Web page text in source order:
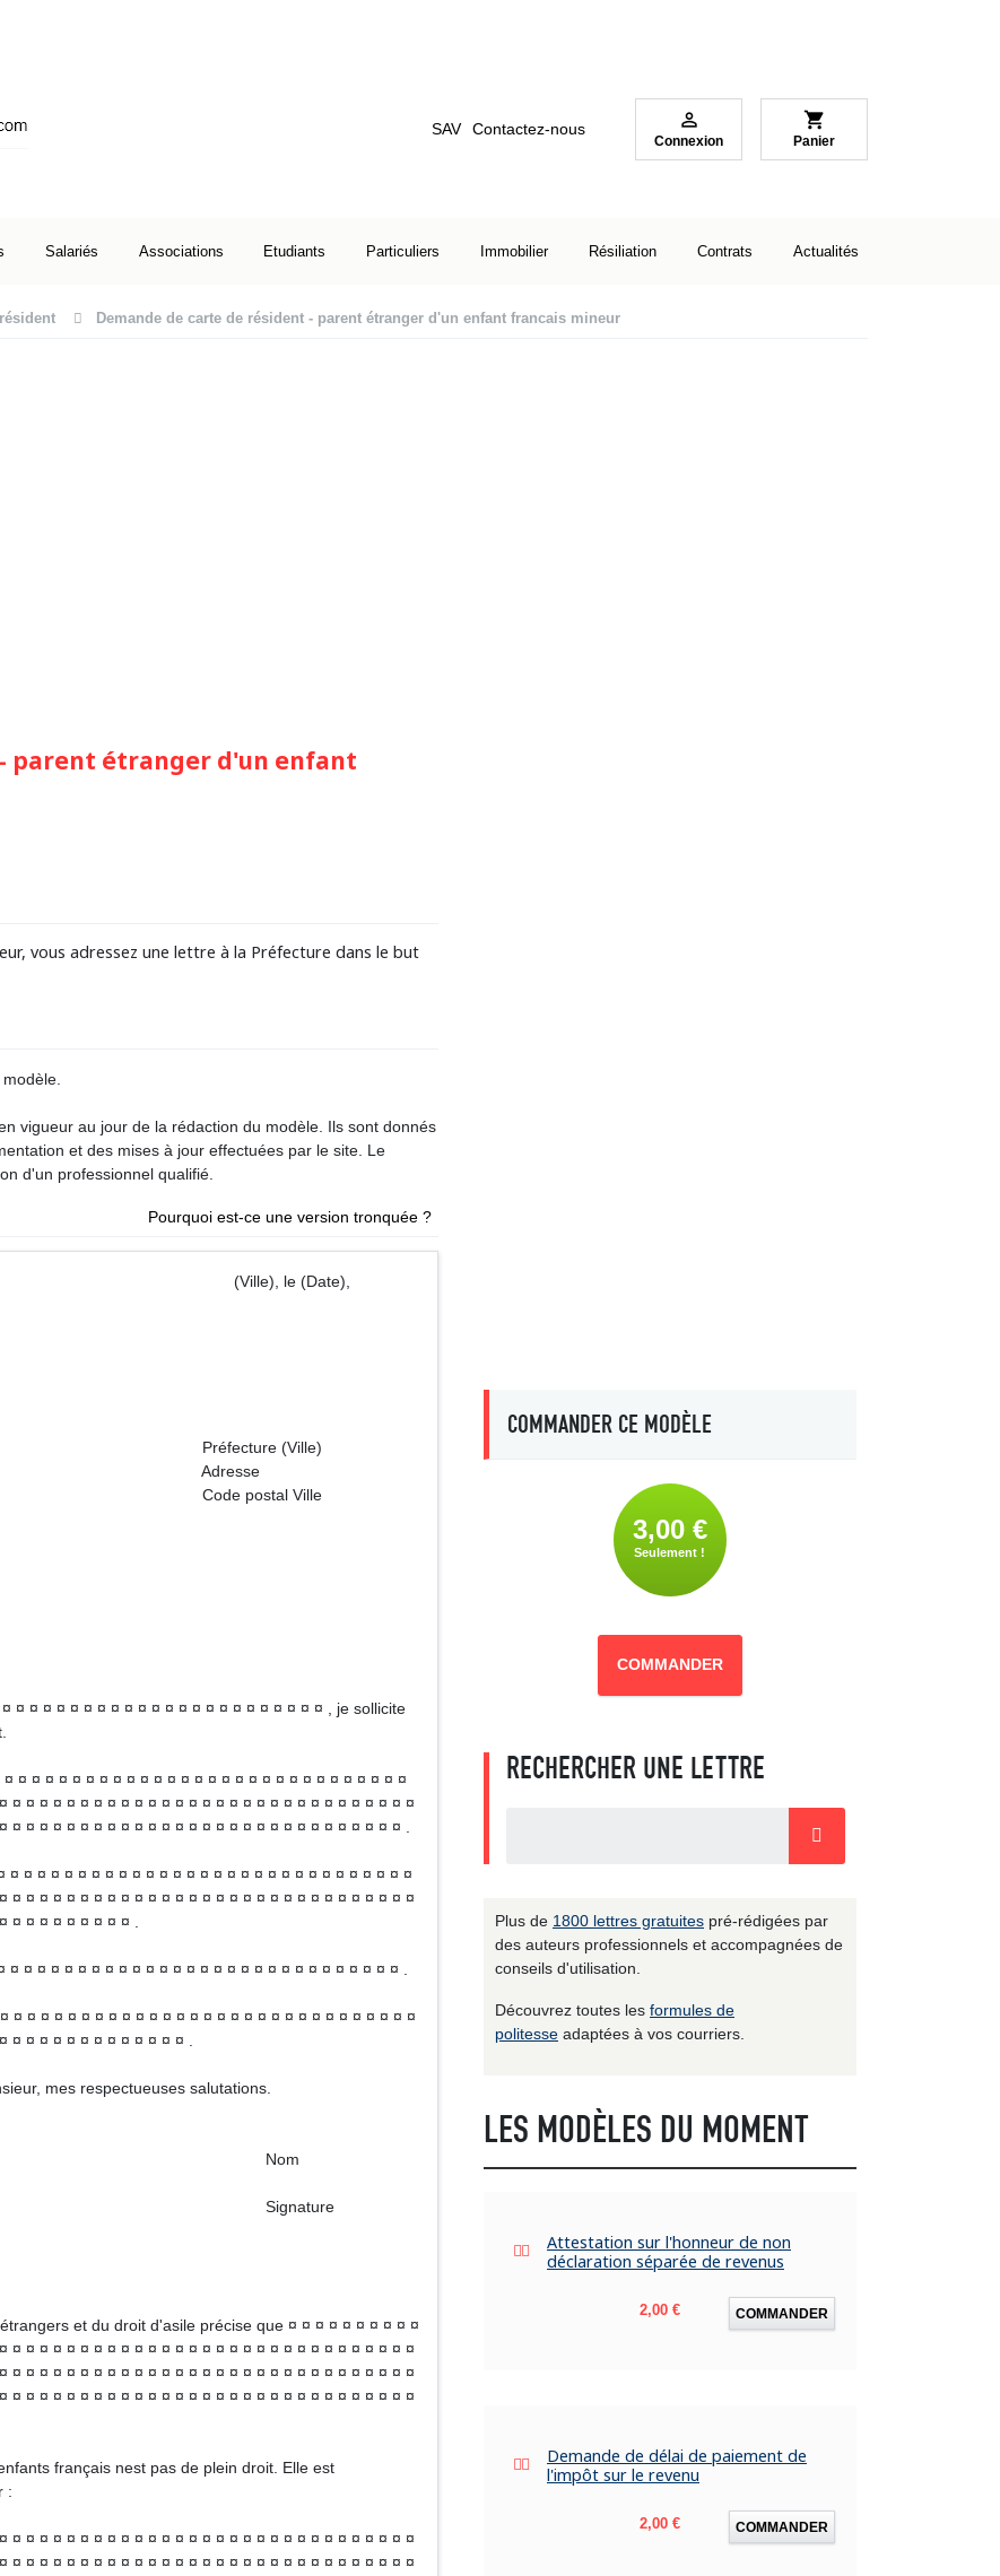
SAV Contactez-nous 
Connexion
shopping_cart
Panier
Salariés Associations Etudiants Particuliers Immobilier Résiliation Contrats Actualités
Demande de carte de résident - parent étranger d'un enfant francais mineur
parent étranger d'un enfant
vous adressez une lettre à la Préfecture dans le but
vigueur au jour de la rédaction du modèle. Ils sont donnés
et des mises à jour effectuées par le site. Le
d'un professionnel qualifié.
Pourquoi est-ce une version tronquée ?
le (Date),
(Ville)
Ville
¤ ¤ ¤ ¤ ¤ ¤ ¤ ¤ ¤ ¤ ¤ ¤ ¤ ¤ ¤ ¤ ¤ ¤ ¤ ¤ ¤ ¤ ¤ , je sollicite
¤ ¤ ¤ ¤ ¤ ¤ ¤ ¤ ¤ ¤ ¤ ¤ ¤ ¤ ¤ ¤ ¤ ¤ ¤ ¤ ¤ ¤ ¤ ¤ ¤ ¤ ¤ ¤ ¤
¤ ¤ ¤ ¤ ¤ ¤ ¤ ¤ ¤ ¤ ¤ ¤ ¤ ¤ ¤ ¤ ¤ ¤ ¤ ¤ ¤ ¤ ¤ ¤ ¤ ¤ ¤ ¤ ¤ ¤
¤ ¤ ¤ ¤ ¤ ¤ ¤ ¤ ¤ ¤ ¤ ¤ ¤ ¤ ¤ ¤ ¤ ¤ ¤ ¤ ¤ ¤ ¤ ¤ ¤ ¤ ¤ ¤ .
¤ ¤ ¤ ¤ ¤ ¤ ¤ ¤ ¤ ¤ ¤ ¤ ¤ ¤ ¤ ¤ ¤ ¤ ¤ ¤ ¤ ¤ ¤ ¤ ¤ ¤ ¤ ¤ ¤
¤ ¤ ¤ ¤ ¤ ¤ ¤ ¤ ¤ ¤ ¤ ¤ ¤ ¤ ¤ ¤ ¤ ¤ ¤ ¤ ¤ ¤ ¤ ¤ ¤ ¤ ¤ ¤ ¤ ¤
¤ ¤ ¤ ¤ ¤ ¤ ¤ ¤ ¤ .
¤ ¤ ¤ ¤ ¤ ¤ ¤ ¤ ¤ ¤ ¤ ¤ ¤ ¤ ¤ ¤ ¤ ¤ ¤ ¤ ¤ ¤ ¤ ¤ ¤ ¤ ¤ ¤ .
¤ ¤ ¤ ¤ ¤ ¤ ¤ ¤ ¤ ¤ ¤ ¤ ¤ ¤ ¤ ¤ ¤ ¤ ¤ ¤ ¤ ¤ ¤ ¤ ¤ ¤ ¤ ¤ ¤ ¤
¤ ¤ ¤ ¤ ¤ ¤ ¤ ¤ ¤ ¤ ¤ ¤ .
mes respectueuses salutations.
et du droit d'asile précise que ¤ ¤ ¤ ¤ ¤ ¤ ¤ ¤ ¤ ¤
¤ ¤ ¤ ¤ ¤ ¤ ¤ ¤ ¤ ¤ ¤ ¤ ¤ ¤ ¤ ¤ ¤ ¤ ¤ ¤ ¤ ¤ ¤ ¤ ¤ ¤ ¤ ¤ ¤ ¤
¤ ¤ ¤ ¤ ¤ ¤ ¤ ¤ ¤ ¤ ¤ ¤ ¤ ¤ ¤ ¤ ¤ ¤ ¤ ¤ ¤ ¤ ¤ ¤ ¤ ¤ ¤ ¤ ¤ ¤
¤ ¤ ¤ ¤ ¤ ¤ ¤ ¤ ¤ ¤ ¤ ¤ ¤ ¤ ¤ ¤ ¤ ¤ ¤ ¤ ¤ ¤ ¤ ¤ ¤ ¤ ¤ ¤ ¤ ¤
français nest pas de plein droit. Elle est
:
¤ ¤ ¤ ¤ ¤ ¤ ¤ ¤ ¤ ¤ ¤ ¤ ¤ ¤ ¤ ¤ ¤ ¤ ¤ ¤ ¤ ¤ ¤ ¤ ¤ ¤ ¤ ¤ ¤ ¤
¤ ¤ ¤ ¤ ¤ ¤ ¤ ¤ ¤ ¤ ¤ ¤ ¤ ¤ ¤ ¤ ¤ ¤ ¤ ¤ ¤ ¤ ¤ ¤ ¤ ¤ ¤ ¤ ¤ ¤
COMMANDER CE MODÈLE
3,00 €
Seulement !
COMMANDER
RECHERCHER UNE LETTRE
Plus de 1800 lettres gratuites pré-rédigées par
des auteurs professionnels et accompagnées de
conseils d'utilisation.
Découvrez toutes les formules de
politesse adaptées à vos courriers.
LES MODÈLES DU MOMENT
Attestation sur l'honneur de non
déclaration séparée de revenus
Prix
2,00 € COMMANDER
Demande de délai de paiement de
l'impôt sur le revenu
Prix
2,00 € COMMANDER